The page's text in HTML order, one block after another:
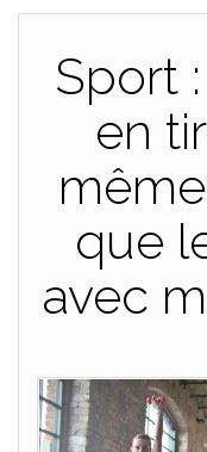
Sport
en
que
avec